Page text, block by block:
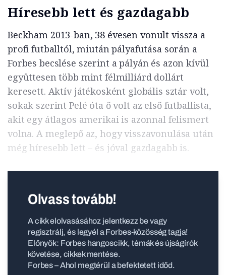
Híresebb lett és gazdagabb
Beckham 2013-ban, 38 évesen vonult vissza a
profi futballtól, miután pályafutása során a
Forbes becslése szerint a pályán és azon kívül
együttesen több mint félmilliárd dollárt
keresett. Aktív játékosként globális sztár volt,
sokak szerint Pelé óta ő volt az első futballista,
akit egy átlagos amerikai is azonnal felismert
volna. A meglepő az, hogy visszavonulása után
még híresebb lett – és jóval gazdagabb is.
Olvass tovább!
A cikk elolvasásához jelentkezz be vagy
regisztrálj, és legyél a Forbes-közösség tagja!
Előnyök: Forbes hangoscikk, témák és újságírók
követése, cikkek mentése.
Forbes – Ahol megtérül a befektetett időd.